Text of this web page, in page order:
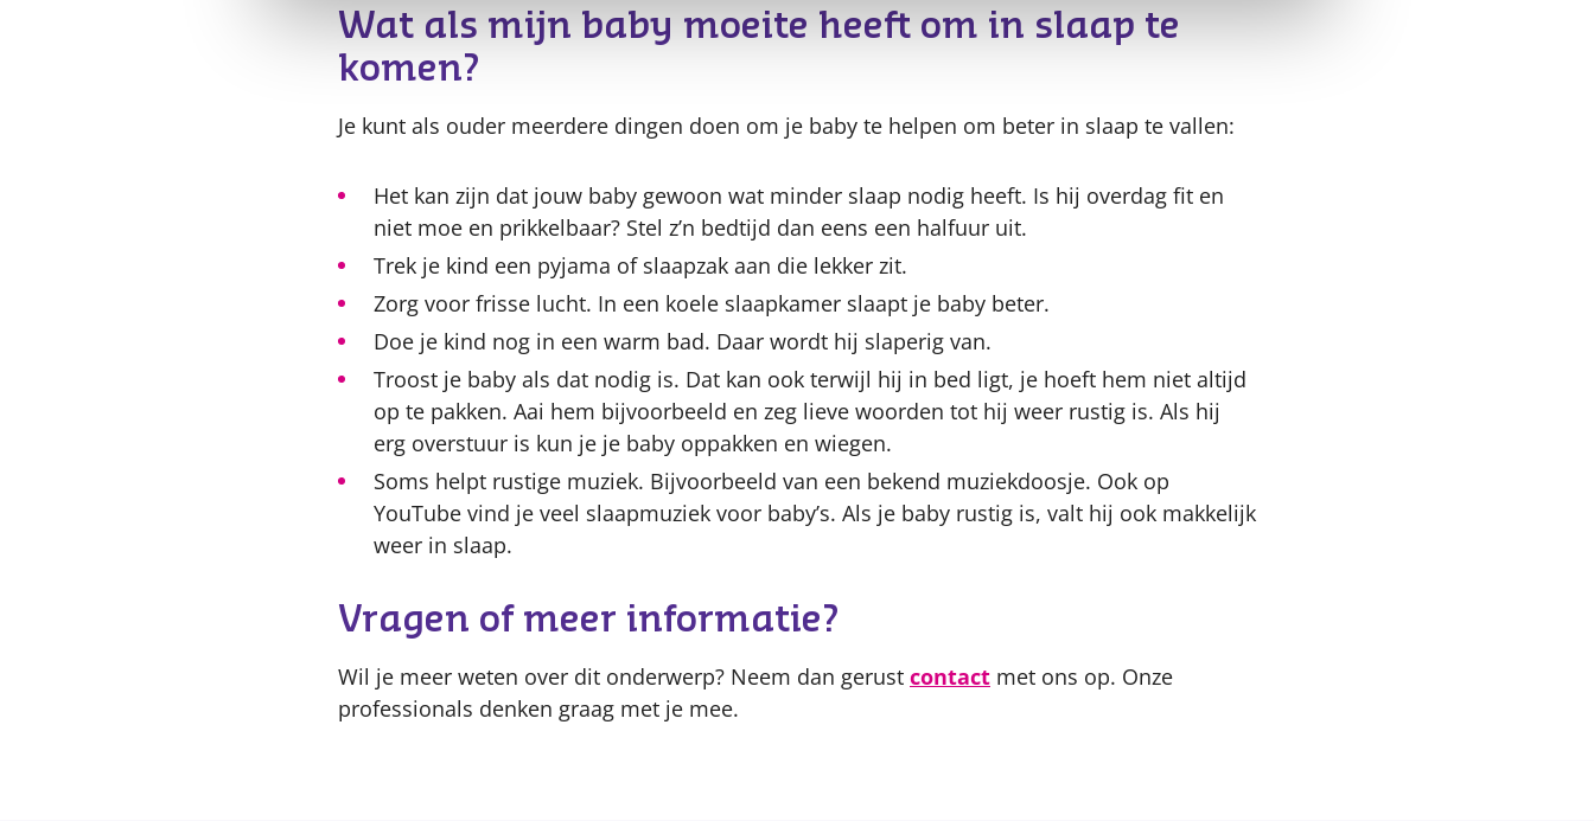
Wat als mijn baby moeite heeft om in slaap te
komen?
Je kunt als ouder meerdere dingen doen om je baby te helpen om beter in slaap te vallen:
Het kan zijn dat jouw baby gewoon wat minder slaap nodig heeft. Is hij overdag fit en
niet moe en prikkelbaar? Stel z’n bedtijd dan eens een halfuur uit.
Trek je kind een pyjama of slaapzak aan die lekker zit.
Zorg voor frisse lucht. In een koele slaapkamer slaapt je baby beter.
Doe je kind nog in een warm bad. Daar wordt hij slaperig van.
Troost je baby als dat nodig is. Dat kan ook terwijl hij in bed ligt, je hoeft hem niet altijd
op te pakken. Aai hem bijvoorbeeld en zeg lieve woorden tot hij weer rustig is. Als hij
erg overstuur is kun je je baby oppakken en wiegen.
Soms helpt rustige muziek. Bijvoorbeeld van een bekend muziekdoosje. Ook op
YouTube vind je veel slaapmuziek voor baby’s. Als je baby rustig is, valt hij ook makkelijk
weer in slaap.
Vragen of meer informatie?
Wil je meer weten over dit onderwerp? Neem dan gerust contact met ons op. Onze
professionals denken graag met je mee.